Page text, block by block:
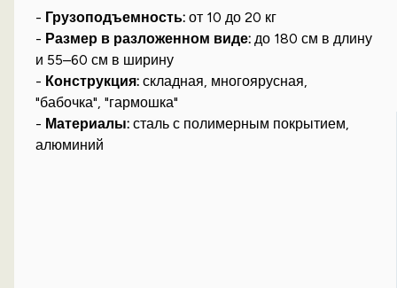
- Грузоподъемность: от 10 до 20 кг
- Размер в разложенном виде: до 180 см в длину
и 55–60 см в ширину
- Конструкция: складная, многоярусная,
"бабочка", "гармошка"
- Материалы: сталь с полимерным покрытием,
алюминий